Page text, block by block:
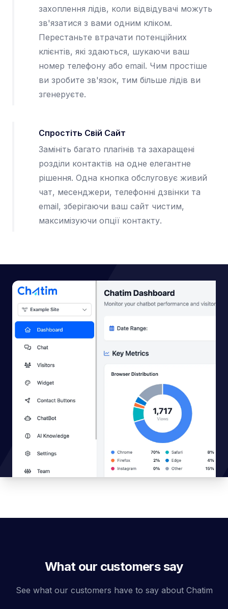
захоплення лідів, коли відвідувачі можуть
зв'язатися з вами одним кліком.
Перестаньте втрачати потенційних
клієнтів, які здаються, шукаючи ваш
номер телефону або email. Чим простіше
ви зробите зв'язок, тим більше лідів ви
згенеруєте.
Спростіть Свій Сайт
Замініть багато плагінів та захаращені
розділи контактів на одне елегантне
рішення. Одна кнопка обслуговує живий
чат, месенджери, телефонні дзвінки та
email, зберігаючи ваш сайт чистим,
максимізуючи опції контакту.
What our customers say
See what our customers have to say about Chatim